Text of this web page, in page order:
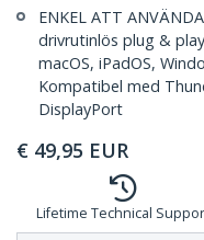
ENKEL ATT
drivrutinlös plug &
macOS, iPadOS,
Kompatibel med
DisplayPort
€ 49,95 EUR
Lifetime Technical